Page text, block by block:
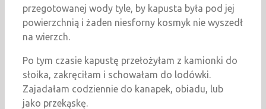
przegotowanej wody tyle, by kapusta była pod jej
powierzchnią i żaden niesforny kosmyk nie wyszedł
na wierzch.
Po tym czasie kapustę przełożyłam z kamionki do
słoika, zakręciłam i schowałam do lodówki.
Zajadałam codziennie do kanapek, obiadu, lub
jako przekąskę.